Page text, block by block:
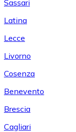
Sassari
Latina
Lecce
Livorno
Cosenza
Benevento
Brescia
Cagliari